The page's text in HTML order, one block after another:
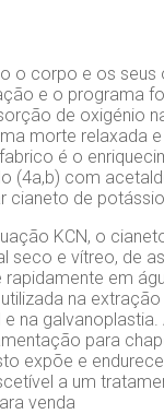
o corpo e os seus
e o programa
de oxigénio
morte relaxada
é o
(4a,b) com
cianeto de potássio
KCN, o
seco e vítreo, de
rapidamente em
na
na
para
expõe e
a um
venda